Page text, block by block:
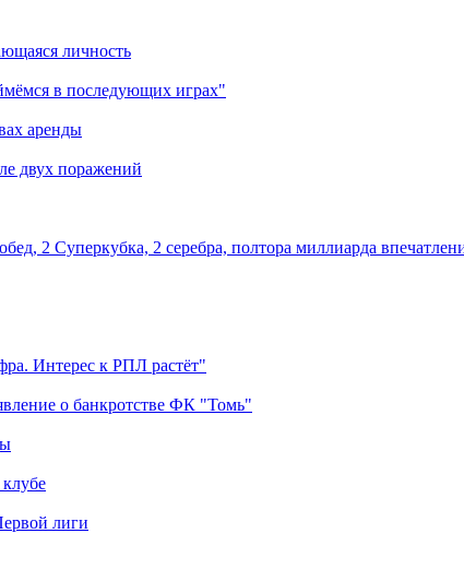
личность
в последующих играх"
аренды
двух поражений
2 Суперкубка, 2 серебра, полтора миллиарда
Интерес к РПЛ растёт"
о банкротстве ФК "Томь"
лиги